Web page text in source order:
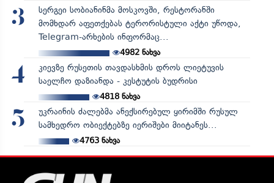
3
სერგეი სობიანინმა მოსკოვში, რესტორანში
მომხდარ აფეთქებას ტერორისტული აქტი უწოდა,
Telegram-არხების ინფორმაც...
4982ნახვა
4
კიევზე რუსეთის თავდასხმის დროს ლიეტუვის
საელჩო დაზიანდა - კესტუტის ბუდრისი
4818ნახვა
5
უკრაინის ძალებმა ანექსირებულ ყირიმში რუსულ
სამხედრო ობიექტებზე იერიშები მიიტანეს...
4763ნახვა